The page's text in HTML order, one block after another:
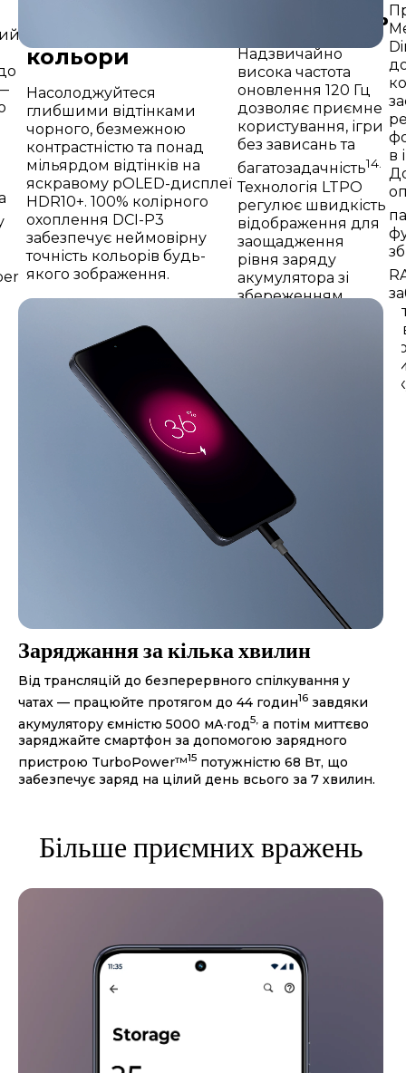
кольори
Насолоджуйтеся
глибшими відтінками
чорного, безмежною
контрастністю та понад
мільярдом відтінків на
яскравому pOLED-дисплеї
HDR10+. 100% колірного
охоплення DCI-P3
забезпечує неймовірну
точність кольорів будь-
якого зображення.
органічність
Надзвичайно
висока частота
оновлення 120 Гц
дозволяє приємне
користування, ігри
без зависань та
багатозадачність14.
Технологія LTPO
регулює швидкість
відображення для
заощадження
рівня заряду
акумулятора зі
збереженням
в
Заряджання за кілька хвилин
Від трансляцій до безперервного спілкування у
чатах — працюйте протягом до 44 годин16 завдяки
акумулятору ємністю 5000 мА·год5, а потім миттєво
заряджайте смартфон за допомогою зарядного
пристрою TurboPower™15 потужністю 68 Вт, що
забезпечує заряд на цілий день всього за 7 хвилин.
Більше приємних вражень